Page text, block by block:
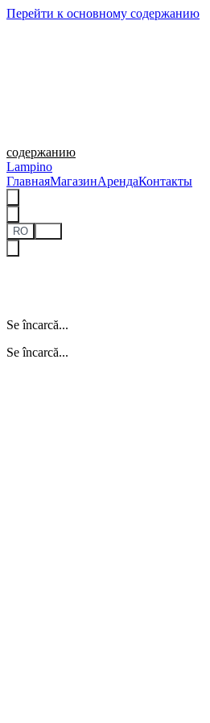
Перейти к основному содержанию
содержанию
Lampino
ГлавнаяМагазинАрендаКонтакты
RO
Se încarcă...
Se încarcă...